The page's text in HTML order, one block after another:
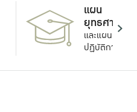
แผน
ยุทธศาสตร์
และแผน
ปฏิบัติการ